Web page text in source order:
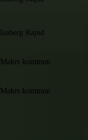
Isaberg Rapid
Makrs kommun
Makrs kommun